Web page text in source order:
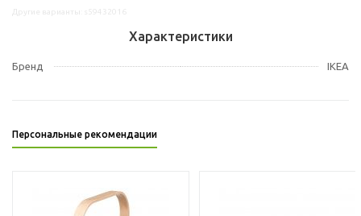
Характеристики
Бренд IKEA
Персональные рекомендации